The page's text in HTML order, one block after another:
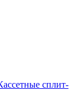
сплит-